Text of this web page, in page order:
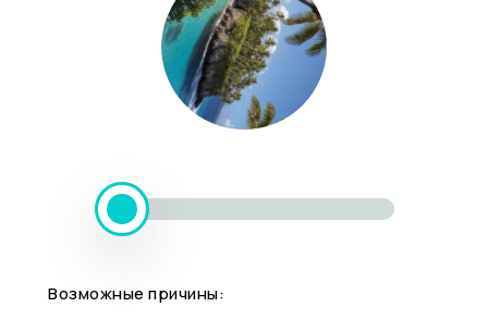
Возможные причины: